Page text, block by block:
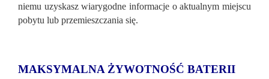
niemu uzyskasz wiarygodne informacje o aktualnym miejscu
pobytu lub przemieszczania się.
MAKSYMALNA ŻYWOTNOŚĆ BATERII